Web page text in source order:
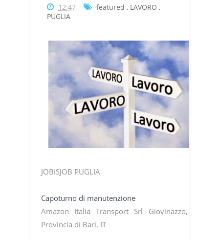
12:47 featured , LAVORO ,
PUGLIA
JOBISJOB PUGLIA
Capoturno di manutenzione
Amazon Italia Transport Srl Giovinazzo,
Provincia di Bari, IT